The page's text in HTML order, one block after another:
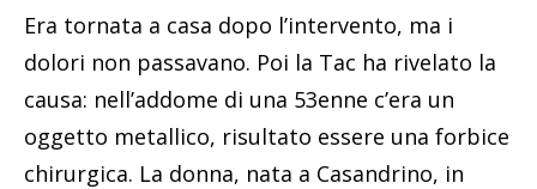
Era tornata a casa dopo l’intervento, ma i
dolori non passavano. Poi la Tac ha rivelato la
causa: nell’addome di una 53enne c’era un
oggetto metallico, risultato essere una forbice
chirurgica. La donna, nata a Casandrino, in